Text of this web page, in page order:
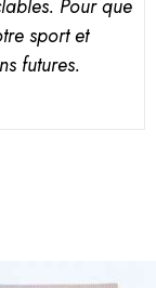
Pour que
sport et
futures.